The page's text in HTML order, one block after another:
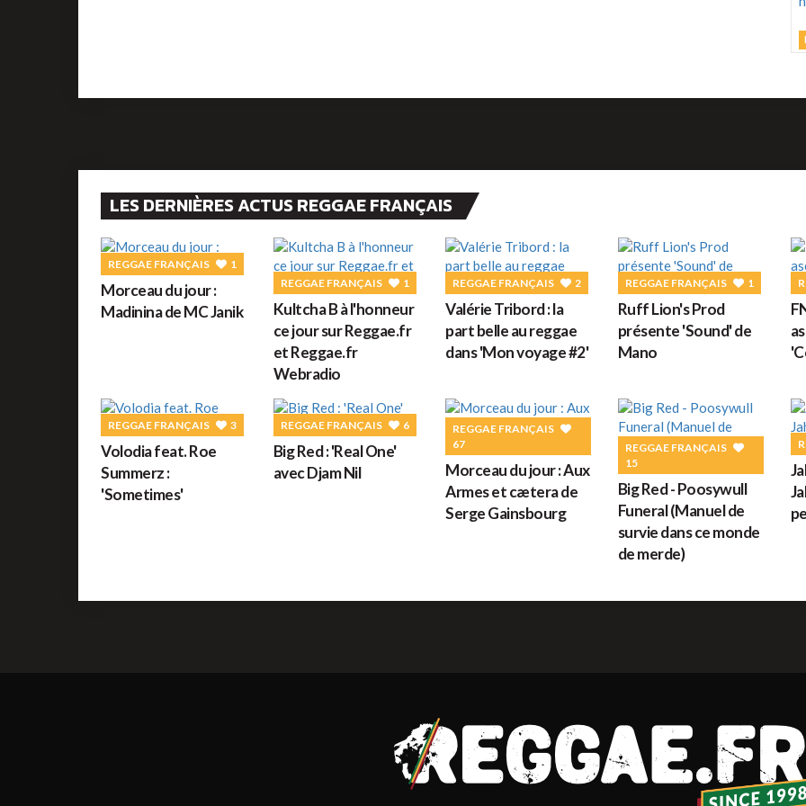
LES DERNIÈRES ACTUS REGGAE FRANÇAIS
REGGAE FRANÇAIS 1
Morceau du jour :
Madinina de MC Janik
REGGAE FRANÇAIS 1
Kultcha B à l'honneur
ce jour sur Reggae.fr
et Reggae.fr
Webradio
REGGAE FRANÇAIS 2
Valérie Tribord : la
part belle au reggae
dans 'Mon voyage #2'
REGGAE FRANÇAIS 1
Ruff Lion's Prod
présente 'Sound' de
Mano
REGGAE FRANÇAIS 3
Volodia feat. Roe
Summerz :
'Sometimes'
REGGAE FRANÇAIS 6
Big Red : 'Real One'
avec Djam Nil
REGGAE FRANÇAIS
67
Morceau du jour : Aux
Armes et cætera de
Serge Gainsbourg
REGGAE FRANÇAIS
15
Big Red - Poosywull
Funeral (Manuel de
survie dans ce monde
de merde)